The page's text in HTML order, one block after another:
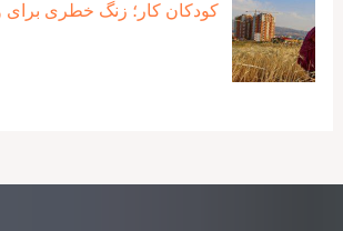
کودکان کار؛ زنگ خطری برای